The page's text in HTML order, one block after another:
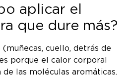
aplicar el
que dure más?
cuello, detrás de
porque el calor corporal
las moléculas aromáticas.